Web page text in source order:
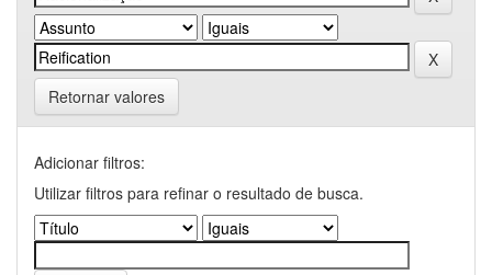
Retornar valores
Adicionar filtros:
Utilizar filtros para refinar o resultado de busca.